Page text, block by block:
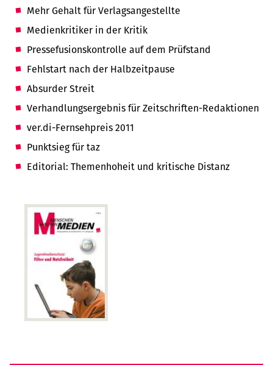
Mehr Gehalt für Verlagsangestellte
Medienkritiker in der Kritik
Pressefusionskontrolle auf dem Prüfstand
Fehlstart nach der Halbzeitpause
Absurder Streit
Verhandlungsergebnis für Zeitschriften-Redaktionen
ver.di-Fernsehpreis 2011
Punktsieg für taz
Editorial: Themenhoheit und kritische Distanz